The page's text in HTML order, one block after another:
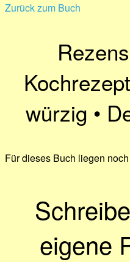
Zurück zum Buch
würzig •
Für dieses Buch liegen
eigene